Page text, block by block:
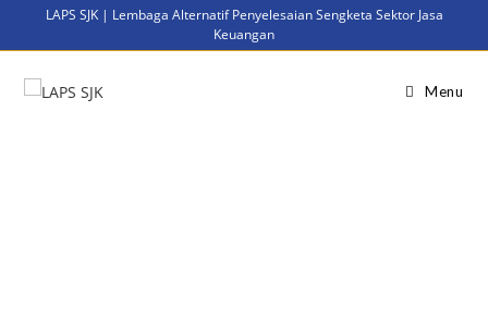
LAPS SJK | Lembaga Alternatif Penyelesaian Sengketa Sektor Jasa
Keuangan
Menu